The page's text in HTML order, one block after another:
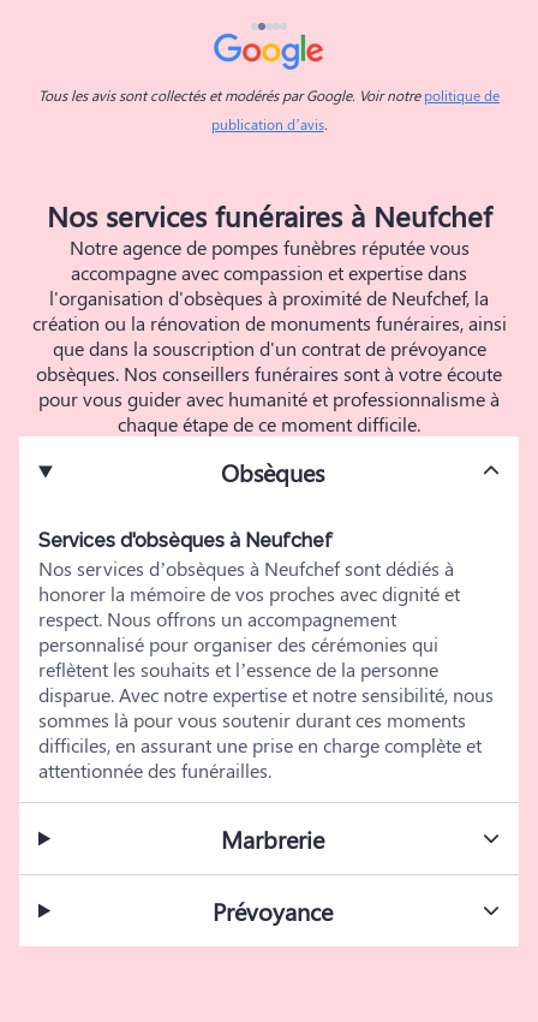
Tous les avis sont collectés et modérés par Google. Voir notrepolitique de
publication d’avis.
Nos services funéraires à Neufchef
Notre agence de pompes funèbres réputée vous
accompagne avec compassion et expertise dans
l'organisation d'obsèques à proximité de Neufchef, la
création ou la rénovation de monuments funéraires, ainsi
que dans la souscription d'un contrat de prévoyance
obsèques. Nos conseillers funéraires sont à votre écoute
pour vous guider avec humanité et professionnalisme à
chaque étape de ce moment difficile.
Obsèques
Services d'obsèques à Neufchef
Nos services d’obsèques à Neufchef sont dédiés à
honorer la mémoire de vos proches avec dignité et
respect. Nous offrons un accompagnement
personnalisé pour organiser des cérémonies qui
reflètent les souhaits et l’essence de la personne
disparue. Avec notre expertise et notre sensibilité, nous
sommes là pour vous soutenir durant ces moments
difficiles, en assurant une prise en charge complète et
attentionnée des funérailles.
Marbrerie
Prévoyance